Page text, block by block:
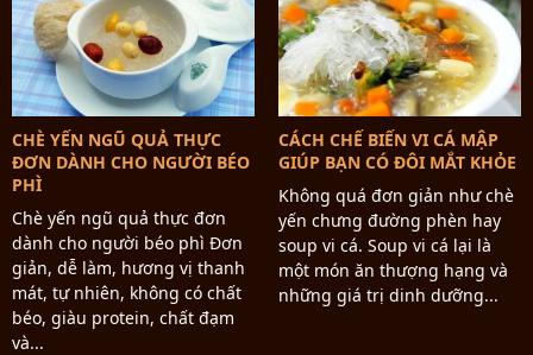
CHÈ YẾN NGŨ QUẢ THỰC
ĐƠN DÀNH CHO NGƯỜI BÉO
PHÌ
Chè yến ngũ quả thực đơn
dành cho người béo phì Đơn
giản, dễ làm, hương vị thanh
mát, tự nhiên, không có chất
béo, giàu protein, chất đạm
và...
CÁCH CHẾ BIẾN VI CÁ MẬP
GIÚP BẠN CÓ ĐÔI MẮT KHỎE
Không quá đơn giản như chè
yến chưng đường phèn hay
soup vi cá. Soup vi cá lại là
một món ăn thượng hạng và
những giá trị dinh dưỡng...